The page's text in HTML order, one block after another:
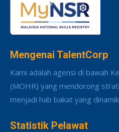
Mengenai TalentCorp
Kami adalah agensi di bawah
(MOHR) yang mendorong
menjadi hab bakat yang
Statistik Pelawat